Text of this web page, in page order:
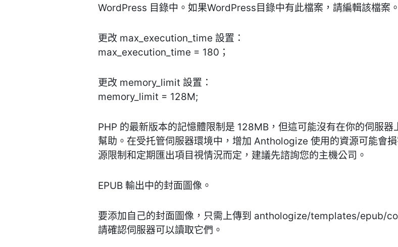
WordPress 目錄中。如果WordPress目錄中有此檔案，請編輯該檔案
更改 max_execution_time 設置：
max_execution_time = 180；
更改 memory_limit 設置：
memory_limit = 128M;
PHP 的最新版本的記憶體限制是 128MB，但這可能沒有在你的伺服
幫助。在受托管伺服器環境中，增加 Anthologize 使用的資源可能會
源限制和定期匯出項目視情況而定，建議先諮詢您的主機公司。
EPUB 輸出中的封面圖像。
要添加自己的封面圖像，只需上傳到 anthologize/templates/epub/
請確認伺服器可以讀取它們。